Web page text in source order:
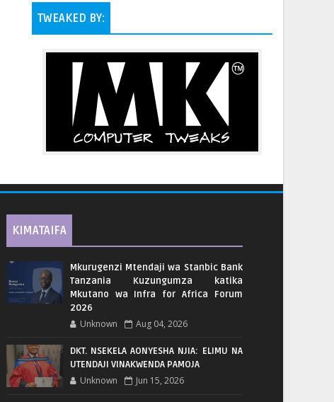
TWEAKED BY:
KIMATAIFA
Mkurugenzi Mtendaji wa Stanbic Bank
Tanzania Kuzungumza katika
Mkutano wa Infra for Africa Forum
2026
Unknown Aug 04, 2026
DKT. NSEKELA AONYESHA NJIA: ELIMU NA
UTENDAJI VINAKWENDA PAMOJA
Unknown Jun 15, 2026